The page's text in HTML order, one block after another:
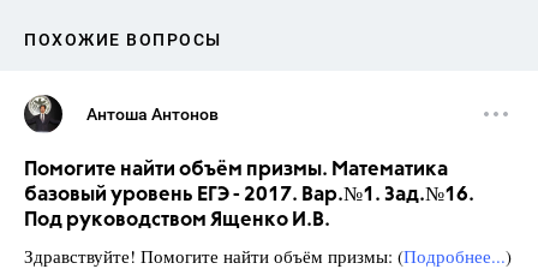
ПОХОЖИЕ ВОПРОСЫ
Антоша Антонов
Помогите найти объём призмы. Математика
базовый уровень ЕГЭ - 2017. Вар.№1. Зад.№16.
Под руководством Ященко И.В.
Здравствуйте! Помогите найти объём призмы: (Подробнее...)